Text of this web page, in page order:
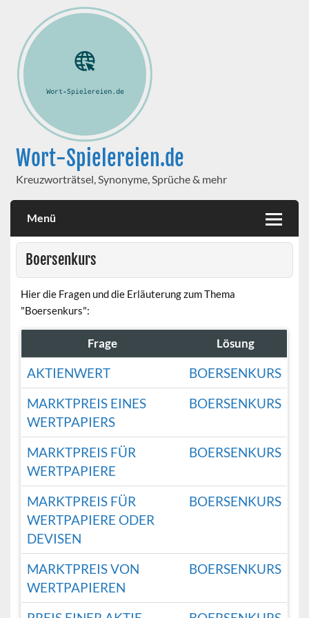
Wort-Spielereien.de
Kreuzworträtsel, Synonyme, Sprüche & mehr
Menü
Boersenkurs
Hier die Fragen und die Erläuterung zum Thema
"Boersenkurs":
Frage Lösung
AKTIENWERT
BOERSENKURS
MARKTPREIS EINES
WERTPAPIERS
BOERSENKURS
MARKTPREIS FÜR
WERTPAPIERE
BOERSENKURS
MARKTPREIS FÜR
WERTPAPIERE ODER
DEVISEN
BOERSENKURS
MARKTPREIS VON
WERTPAPIEREN
BOERSENKURS